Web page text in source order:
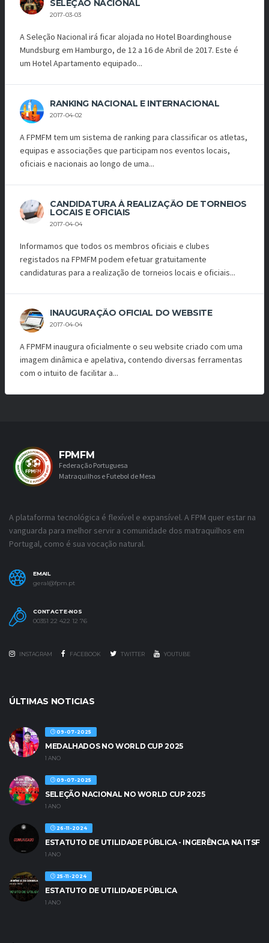
SELEÇÃO NACIONAL
2017-03-03
A Seleção Nacional irá ficar alojada no Hotel Boardinghouse
Mundsburg em Hamburgo, de 12 a 16 de Abril de 2017. Este é
um Hotel Apartamento equipado...
RANKING NACIONAL E INTERNACIONAL
2017-04-02
A FPMFM tem um sistema de ranking para classificar os atletas,
equipas e associações que participam nos eventos locais,
oficiais e nacionais ao longo de uma...
CANDIDATURA À REALIZAÇÃO DE TORNEIOS
LOCAIS E OFICIAIS
2017-04-04
Informamos que todos os membros oficiais e clubes
registados na FPMFM podem efetuar gratuitamente
candidaturas para a realização de torneios locais e oficiais...
INAUGURAÇÃO OFICIAL DO WEBSITE
2017-04-04
A FPMFM inaugura oficialmente o seu website criado com uma
imagem dinâmica e apelativa, contendo diversas ferramentas
com o intuito de facilitar a...
FPMFM
Federação Portuguesa
Matraquilhos e Futebol de Mesa
A plataforma tecnológica é flexível e expansível. A FPM quer estar na
vanguarda para melhor servir a comunidade dos matraquilhos em
Portugal, como é sua vocação natural.
EMAIL
geral@fpm.pt
CONTACTE-NOS
00351 22 422 12 76
INSTAGRAM FACEBOOK TWITTER YOUTUBE
ÚLTIMAS NOTICIAS
09-07-2025
MEDALHADOS NO WORLD CUP 2025
1 ANO
09-07-2025
SELEÇÃO NACIONAL NO WORLD CUP 2025
1 ANO
26-11-2024
ESTATUTO DE UTILIDADE PÚBLICA - INGERÊNCIA NA ITSF
1 ANO
25-11-2024
ESTATUTO DE UTILIDADE PÚBLICA
1 ANO